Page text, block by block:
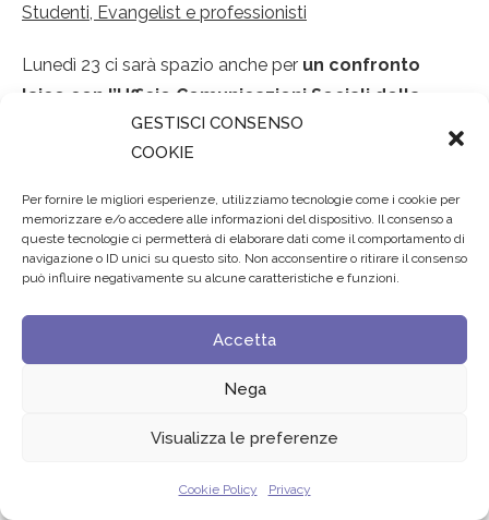
GESTISCI CONSENSO
COOKIE
Per fornire le migliori esperienze, utilizziamo tecnologie come i cookie per
memorizzare e/o accedere alle informazioni del dispositivo. Il consenso a
queste tecnologie ci permetterà di elaborare dati come il comportamento di
navigazione o ID unici su questo sito. Non acconsentire o ritirare il consenso
può influire negativamente su alcune caratteristiche e funzioni.
Accetta
Nega
Visualizza le preferenze
Cookie Policy Privacy
Studenti, Evangelist e professionisti
Lunedì 23 ci sarà spazio anche per un confronto
laico con l’Ufficio Comunicazioni Sociali della
Diocesi di Padova, che coinvolgerà gli studenti in una
performance sulla ricerca del contatto fisico e in una
supermercati Despar di Padova e Vicenza, i
Digital Evangelistspiegheranno ai clienti quali sono i
trucchi per usare al meglio il proprio smartphone, come
propri dati. Dal 19 al 22 ottobre, inoltre, #DM17 avrà
quattro reporter speciali:Alberto, Andrea, Matteo e
Tommaso, studenti del liceo scientifico Romano
Bruni di Padovache trasmetteranno alcuni incontri in
passo è breve e propone due incontri organizzati in